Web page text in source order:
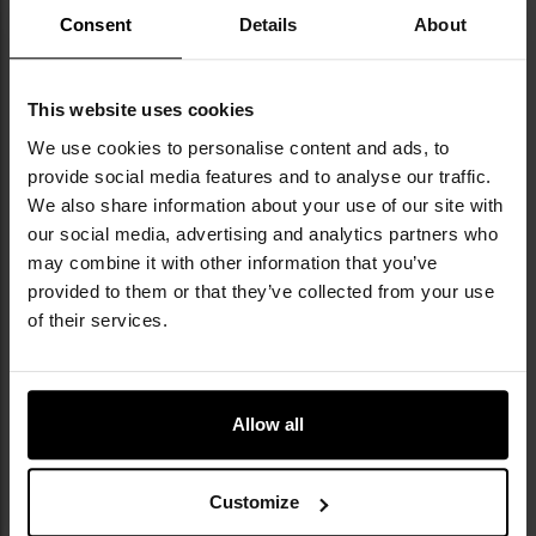
Consent Details About
This website uses cookies
We use cookies to personalise content and ads, to
provide social media features and to analyse our traffic.
We also share information about your use of our site with
our social media, advertising and analytics partners who
may combine it with other information that you’ve
provided to them or that they’ve collected from your use
of their services.
Allow all
Customize
виготовлений з високоякісної вовни
тиснена конструкція
стрічка з регулюванням
Інформація про виробника та техніку безпеки
ТЕХНІЧНІ ДАНІ